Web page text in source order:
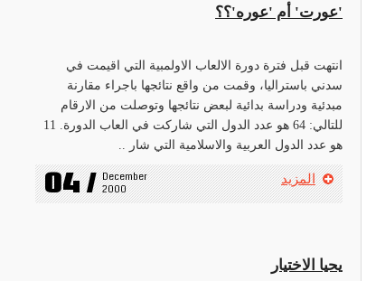
'عورت' أم 'عوره'؟؟
انتهت قبل فترة دورة الالعاب الاولمبية التي اقيمت في
سدني باستراليا، وقمت من واقع نتائجها باجراء مقارنة
مبدئية ودراسة بدائية لبعض نتائجها وتوصلت من الارقام
للتالي: 64 هو عدد الدول التي شاركت في العاب الدورة. 11
هو عدد الدول العربية والاسلامية التي شار ..
04 / December
2000
المزيد
يحيا الاختيار